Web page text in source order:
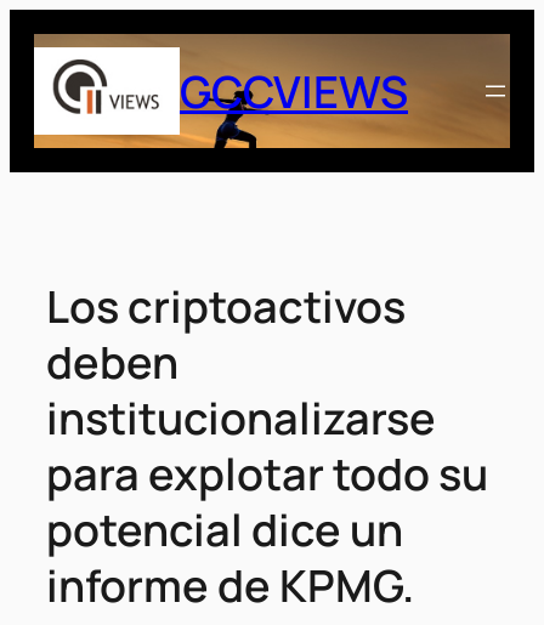
Saltar
contenido
GCCVIEWS
Los criptoactivos
deben
institucionalizarse
para explotar todo su
potencial dice un
informe de KPMG.